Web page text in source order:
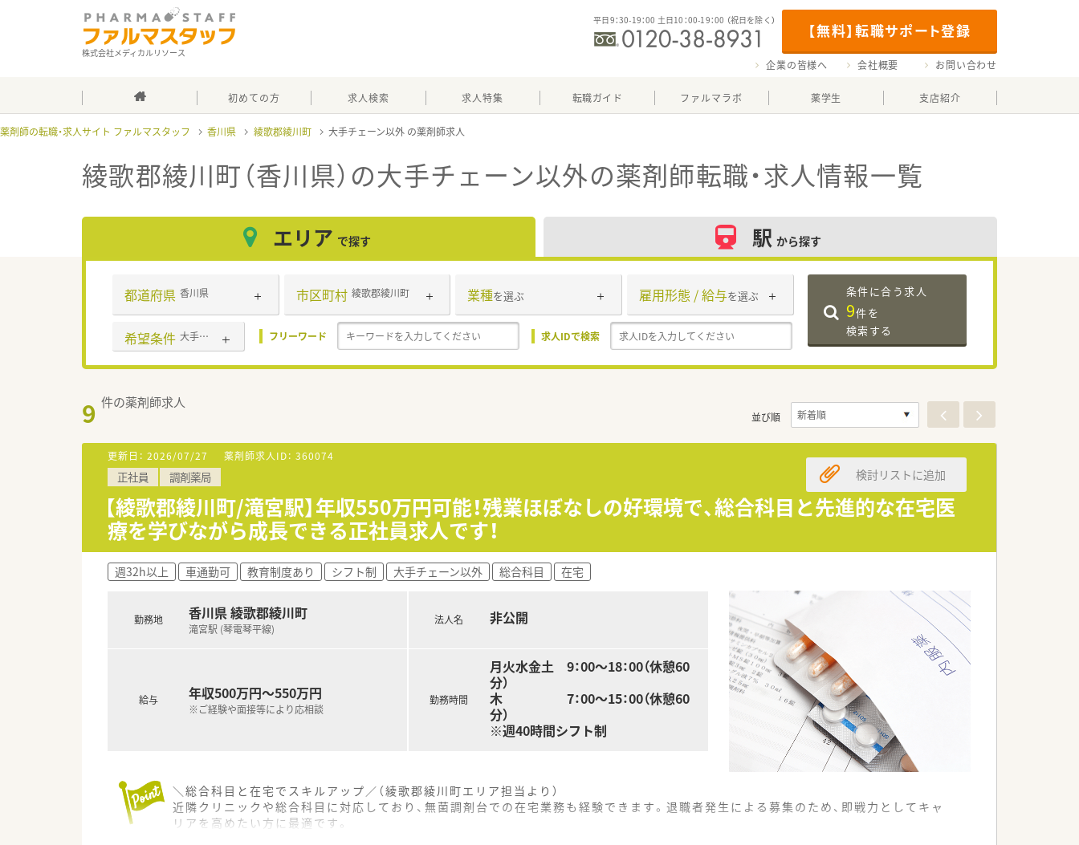
株式会社メディカルリソース
【無料】転職サポート登録
平日9：30-19：00 土日10：00-19：00 （祝日を除く）
企業の皆様へ 会社概要 お問い合わせ
初めての方 求人検索 求人特集 転職ガイド ファルマラボ 薬学生 支店紹介
薬剤師の転職・求人サイト ファルマスタッフ 香川県 綾歌郡綾川町 大手チェーン以外
綾歌郡綾川町（香川県）の大手チェーン以外の薬剤師転職・求人情報一覧
エリア で探す 駅 から探す
都道府県 香川県 市区町村 綾歌郡綾川町 業種を選ぶ 雇用形態 / 給与を選ぶ
希望条件 大手チェーン以外 フリーワード 求人IDで検索
条件に合う求人
9件を
検索する
9 件の薬剤師求人
並び順
更新日： 2026/07/27 薬剤師求人ID： 360074
正社員 調剤薬局
【綾歌郡綾川町/滝宮駅】年収550万円可能！残業ほぼなしの好環境で、総合科目と先進的な在宅医
療を学びながら成長できる正社員求人です！
検討リストに追加
週32h以上 車通勤可 教育制度あり シフト制 大手チェーン以外 総合科目 在宅
勤務地 香川県 綾歌郡綾川町
滝宮駅 (琴電琴平線)
給与 年収500万円～550万円
※ご経験や面接等により応相談
法人名 非公開
勤務時間
月火水金土 9：00～18：00（休憩60
分）
木 7：00～15：00（休憩60
分）
※週40時間シフト制
＼総合科目と在宅でスキルアップ／（綾歌郡綾川町エリア担当より）
近隣クリニックや総合科目に対応しており、無菌調剤台での在宅業務も経験できます。退職者発生による募集のため、即戦力としてキャ
リアを高めたい方に最適です。